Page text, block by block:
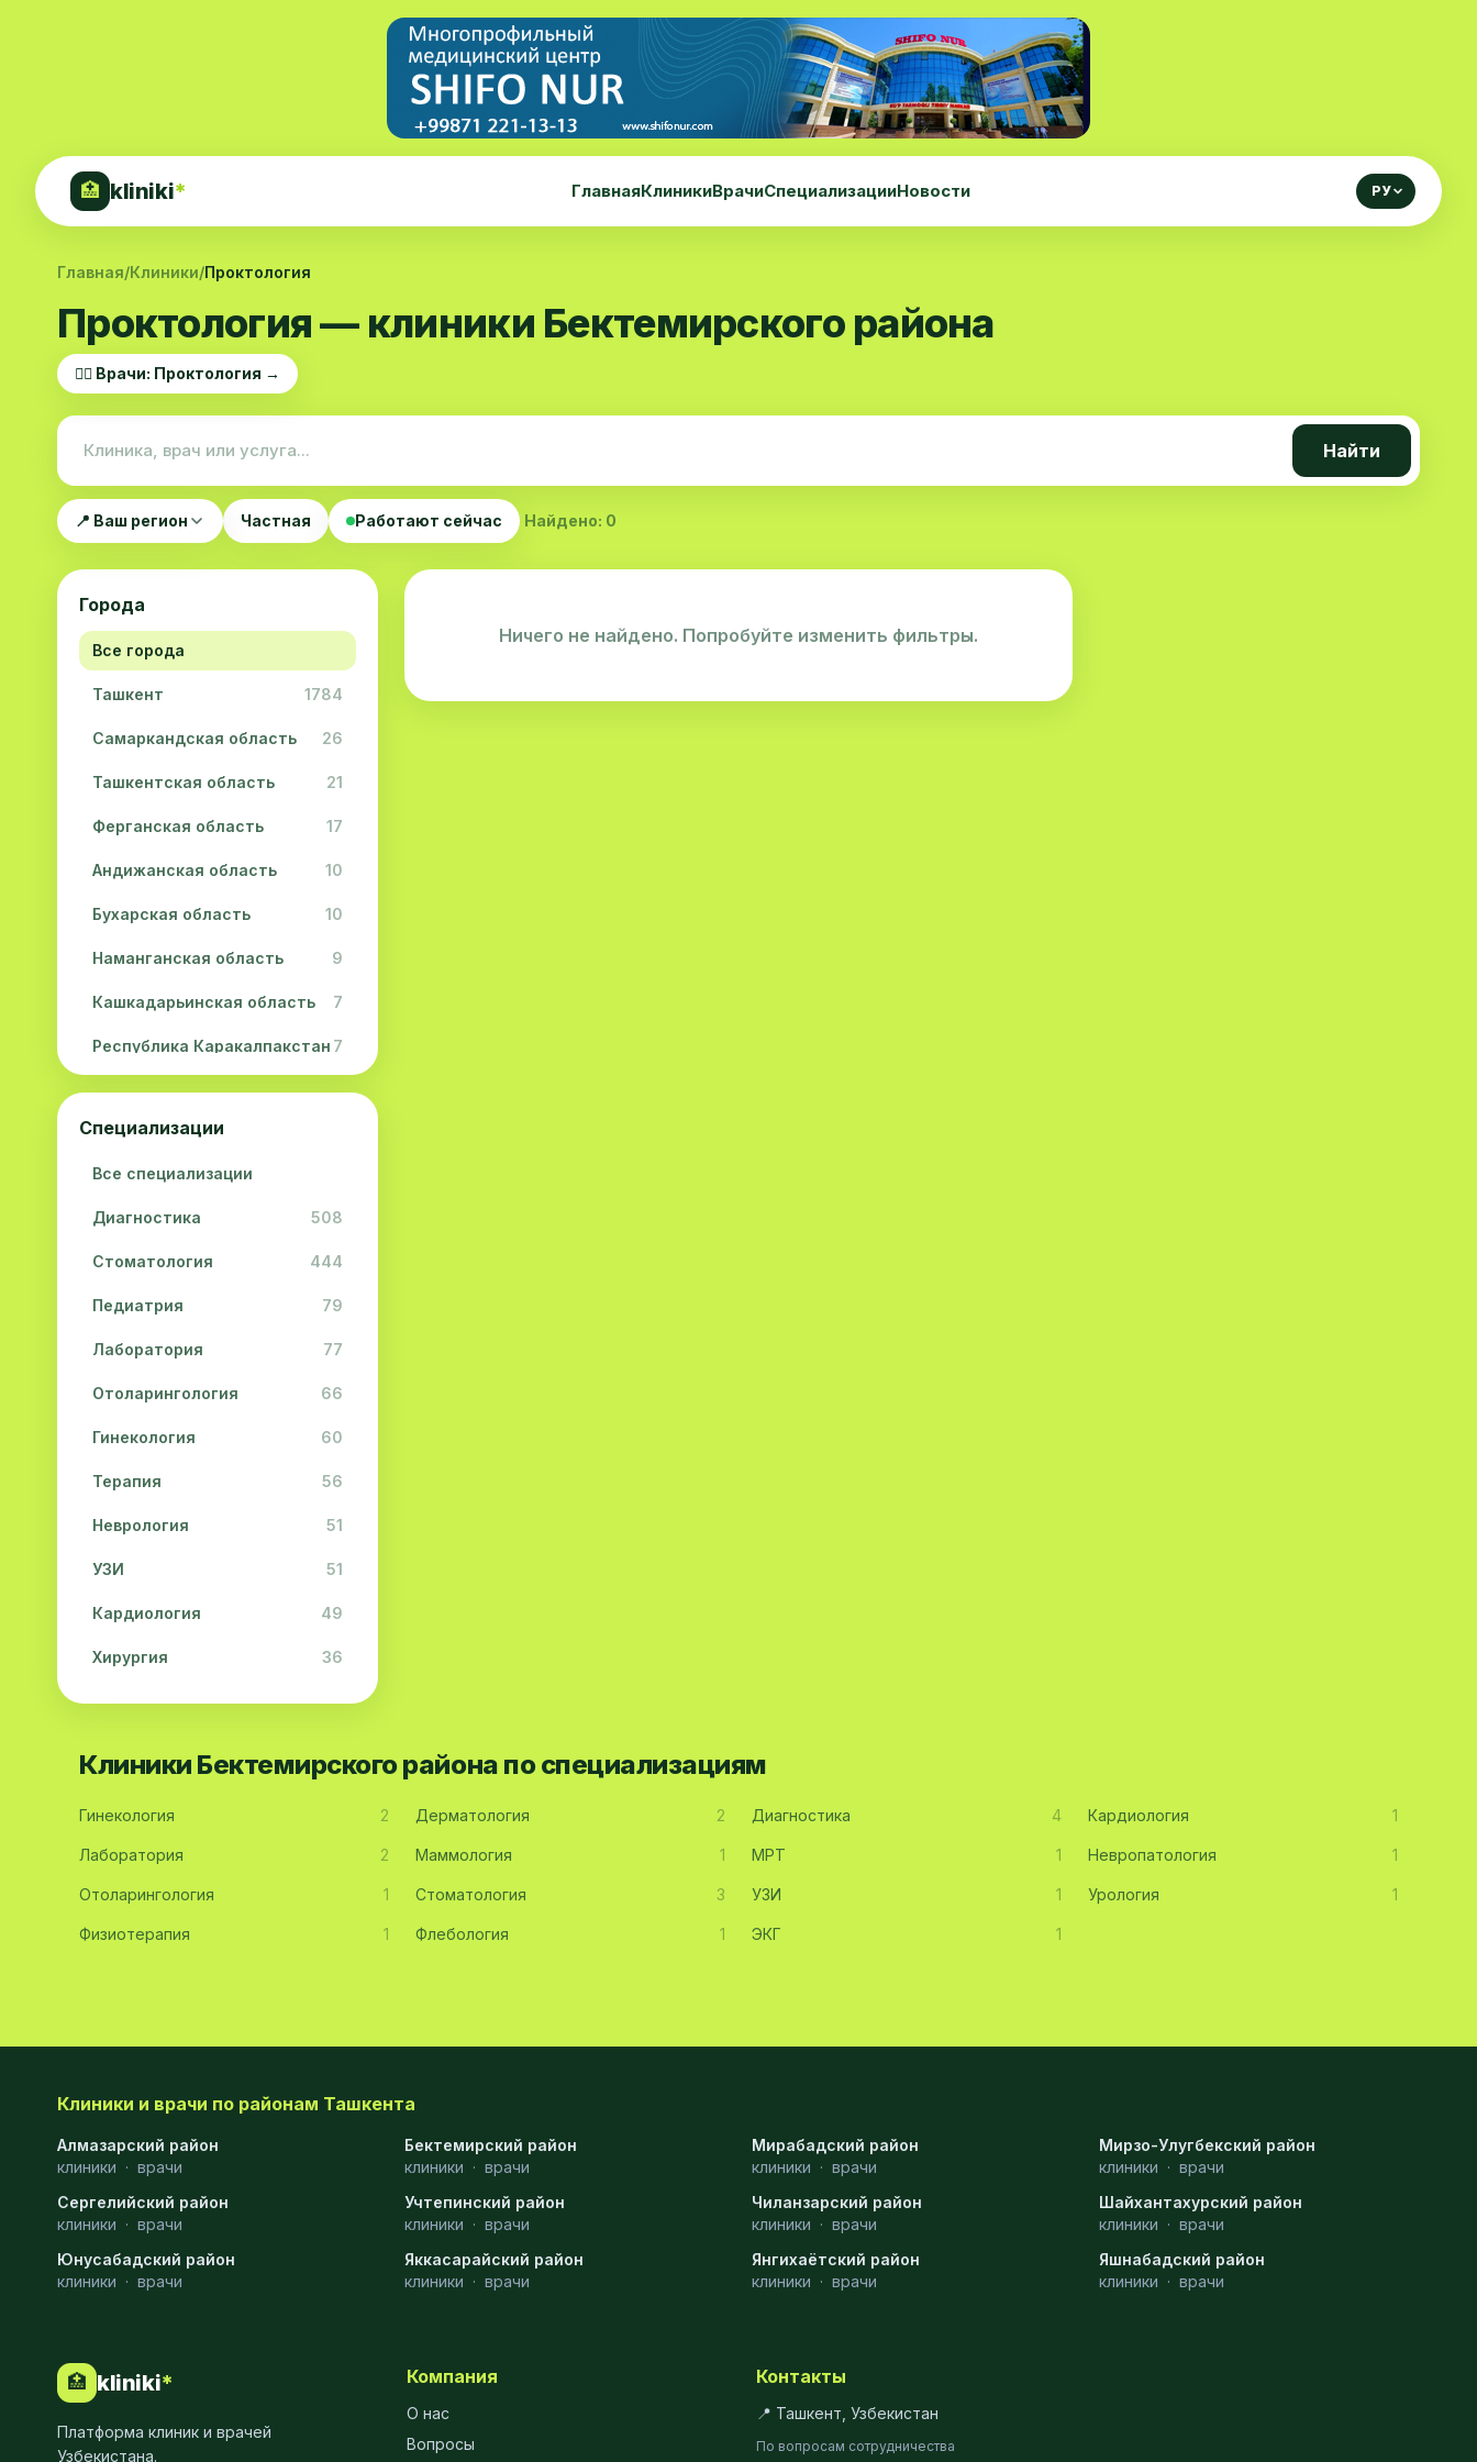
🏥 kliniki* ГлавнаяКлиникиВрачиСпециализацииНовости РУ
Главная/Клиники/Проктология
Проктология — клиники Бектемирского района
👨‍⚕️ Врачи: Проктология →
Найти
📍 Ваш регион Частная Работают сейчас Найдено: 0
Города
Все города
Ташкент 1784
Самаркандская область 26
Ташкентская область 21
Ферганская область 17
Андижанская область 10
Бухарская область 10
Наманганская область 9
Кашкадарьинская область 7
Республика Каракалпакстан 7
Навоийская область 5
Джизакская область
Сурхандарьинская область
Сырдарьинская область 2
Хорезмская область 2
Специализации
Все специализации
Диагностика 508
Стоматология 444
Педиатрия 79
Лаборатория 77
Отоларингология 66
Гинекология 60
Терапия 56
Неврология 51
УЗИ 51
Кардиология 49
Хирургия 36
Физиотерапия 31
Акушерство 19
Ортопедия 19
Массаж
ЭКГ
Гастроэнтерология
Аллергология
Ничего не найдено. Попробуйте изменить фильтры.
Клиники Бектемирского района по специализациям
Гинекология 2 Дерматология 2 Диагностика 4 Кардиология 1
Лаборатория 2 Маммология 1 МРТ 1 Невропатология 1
Отоларингология 1 Стоматология 3 УЗИ 1 Урология 1
Физиотерапия 1 Флебология 1 ЭКГ 1
Клиники и врачи по районам Ташкента
Алмазарский район
клиники · врачи
Бектемирский район
клиники · врачи
Мирабадский район
клиники · врачи
Мирзо-Улугбекский район
клиники · врачи
Сергелийский район
клиники · врачи
Учтепинский район
клиники · врачи
Чиланзарский район
клиники · врачи
Шайхантахурский район
клиники · врачи
Юнусабадский район
клиники · врачи
Яккасарайский район
клиники · врачи
Янгихаётский район
клиники · врачи
Яшнабадский район
клиники · врачи
🏥 kliniki*
Платформа клиник и врачей
Узбекистана.
Компания
О нас
Вопросы
Контакты
📍 Ташкент, Узбекистан
По вопросам сотрудничества